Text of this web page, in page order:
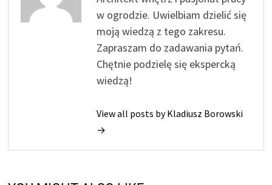
w ogrodzie. Uwielbiam dzielić się
moją wiedzą z tego zakresu.
Zapraszam do zadawania pytań.
Chętnie podzielę się ekspercką
wiedzą!
View all posts by Kladiusz Borowski
→